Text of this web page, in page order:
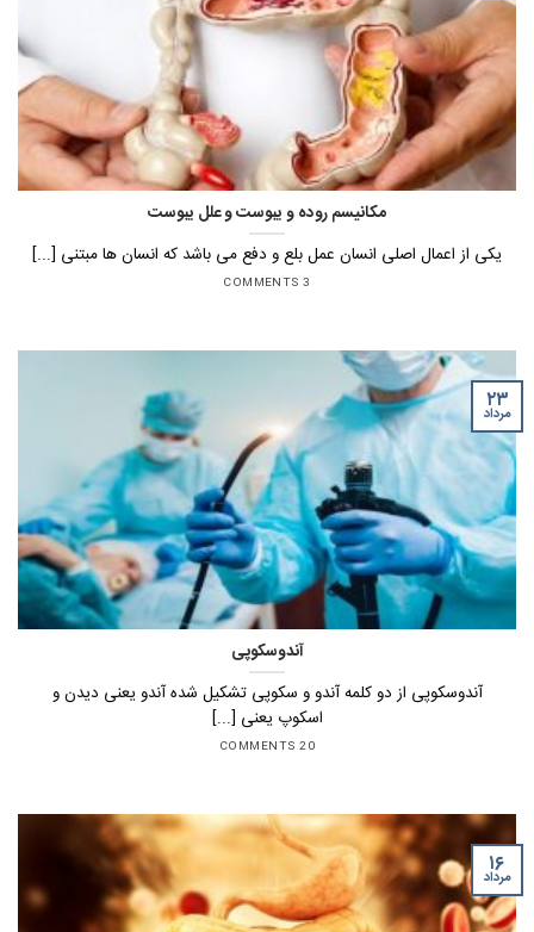
مکانیسم روده و یبوست و علل یبوست
یکی از اعمال اصلی انسان عمل بلع و دفع می باشد که انسان ها مبتنی [...]
3 COMMENTS
آندوسکوپی
آندوسکوپی از دو کلمه آندو و سکوپی تشکیل شده آندو یعنی دیدن و
اسکوپ یعنی [...]
20 COMMENTS
۲۳
مرداد
۱۶
مرداد